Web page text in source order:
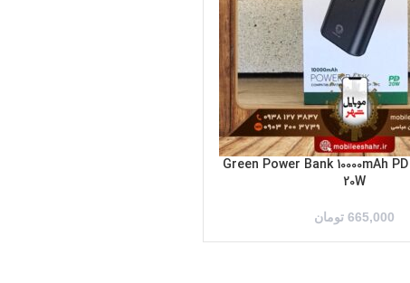
پاوربانک گرین Green Power Bank 10000mAh PD
20W
665,000 تومان